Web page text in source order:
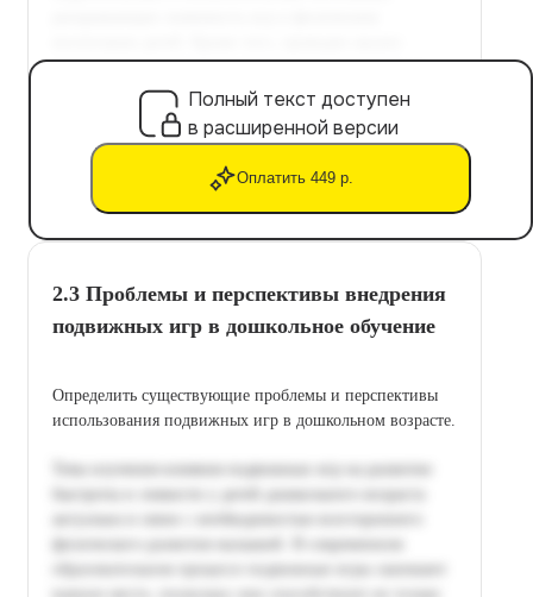
Полный текст доступен
в расширенной версии
Оплатить 449 р.
2.3 Проблемы и перспективы внедрения
подвижных игр в дошкольное обучение
Определить существующие проблемы и перспективы
использования подвижных игр в дошкольном возрасте.